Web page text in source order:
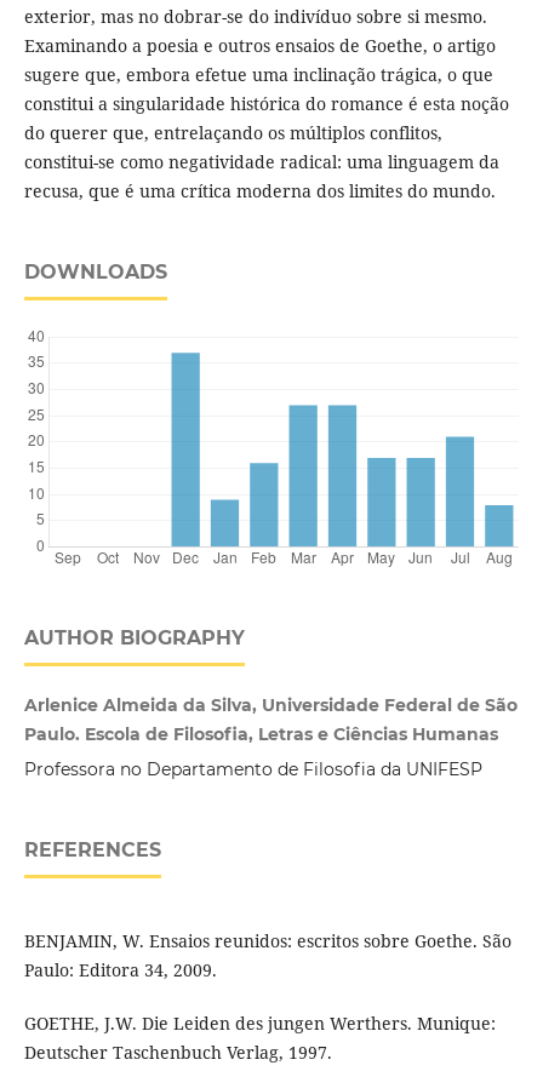
exterior, mas no dobrar-se do indivíduo sobre si mesmo.
Examinando a poesia e outros ensaios de Goethe, o artigo
sugere que, embora efetue uma inclinação trágica, o que
constitui a singularidade histórica do romance é esta noção
do querer que, entrelaçando os múltiplos conflitos,
constitui-se como negatividade radical: uma linguagem da
recusa, que é uma crítica moderna dos limites do mundo.
DOWNLOADS
AUTHOR BIOGRAPHY
Arlenice Almeida da Silva, Universidade Federal de São
Paulo. Escola de Filosofia, Letras e Ciências Humanas
Professora no Departamento de Filosofia da UNIFESP
REFERENCES
BENJAMIN, W. Ensaios reunidos: escritos sobre Goethe. São
Paulo: Editora 34, 2009.
GOETHE, J.W. Die Leiden des jungen Werthers. Munique:
Deutscher Taschenbuch Verlag, 1997.